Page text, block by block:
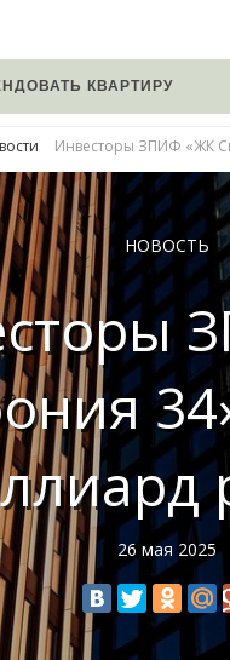
КВАРТИРУ
Инвесторы ЗПИФ «ЖК
НОВОСТЬ
26 мая 2025